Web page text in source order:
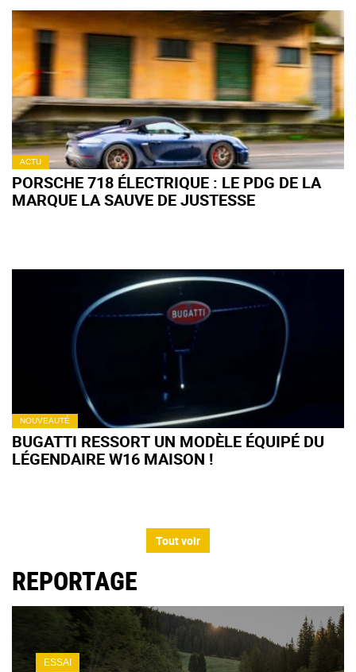
ACTU
PORSCHE 718 ÉLECTRIQUE : LE PDG DE LA
MARQUE LA SAUVE DE JUSTESSE
NOUVEAUTÉ
BUGATTI RESSORT UN MODÈLE ÉQUIPÉ DU
LÉGENDAIRE W16 MAISON !
Tout voir
REPORTAGE
ESSAI